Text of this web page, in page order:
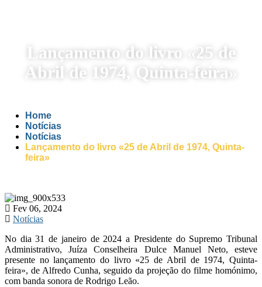
Lançamento do livro «25 de
Abril de 1974, Quinta-feira»
Home
Notícias
Notícias
Lançamento do livro «25 de Abril de 1974, Quinta-
feira»
Fev 06, 2024
Notícias
No dia 31 de janeiro de 2024 a Presidente do Supremo Tribunal
Administrativo, Juíza Conselheira Dulce Manuel Neto, esteve
presente no lançamento do livro «25 de Abril de 1974, Quinta-
feira», de Alfredo Cunha, seguido da projeção do filme homónimo,
com banda sonora de Rodrigo Leão.